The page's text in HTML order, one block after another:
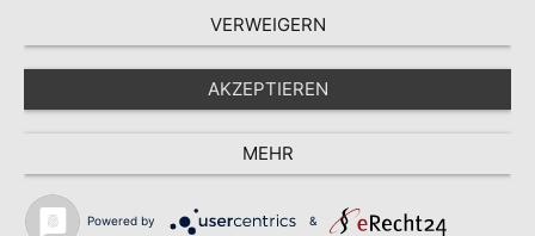
VERWEIGERN
AKZEPTIEREN
MEHR
Powered by &